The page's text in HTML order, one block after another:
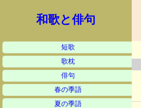
和歌と俳句
短歌
歌枕
俳句
春の季語
夏の季語